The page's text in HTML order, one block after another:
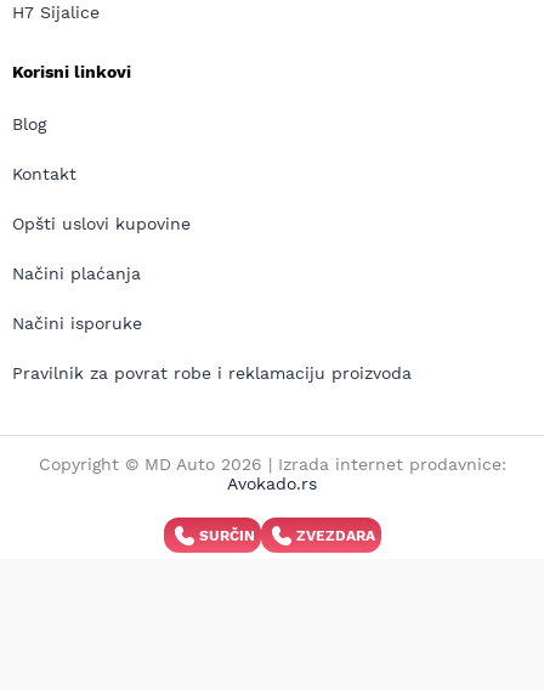
H7 Sijalice
Korisni linkovi
Blog
Kontakt
Opšti uslovi kupovine
Načini plaćanja
Načini isporuke
Pravilnik za povrat robe i reklamaciju proizvoda
Copyright © MD Auto 2026 | Izrada internet prodavnice:
Avokado.rs
SURČIN ZVEZDARA